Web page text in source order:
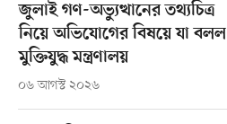
জুলাই গণ-অভ্যুত্থানের তথ্যচিত্র
নিয়ে অভিযোগের বিষয়ে যা বলল
মুক্তিযুদ্ধ মন্ত্রণালয়
০৬ আগস্ট ২০২৬